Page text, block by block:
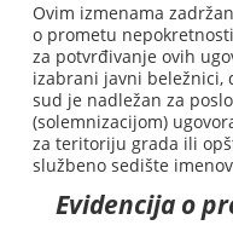
Ovim izmenama
o prometu
za potvrđivanje ovih
izabrani javni beležnici,
sud je nadležan za
(solemnizacijom)
za teritoriju grada ili
službeno sedište
Evidencija o